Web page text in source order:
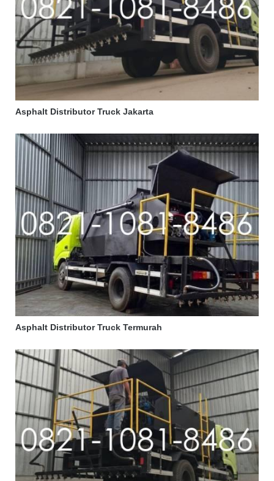
Asphalt Distributor Truck Jakarta
Asphalt Distributor Truck Termurah